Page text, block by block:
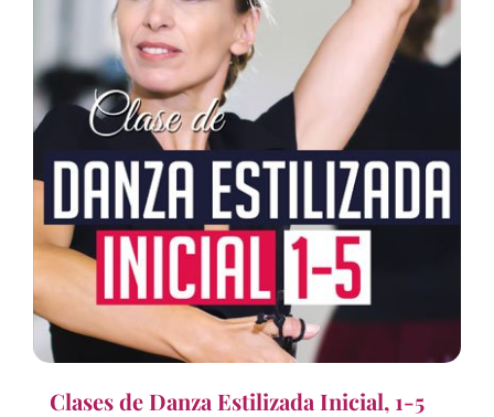
Clases de Danza Estilizada Inicial, 1-5